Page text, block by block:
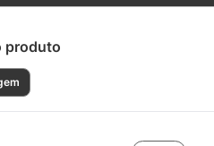
produto